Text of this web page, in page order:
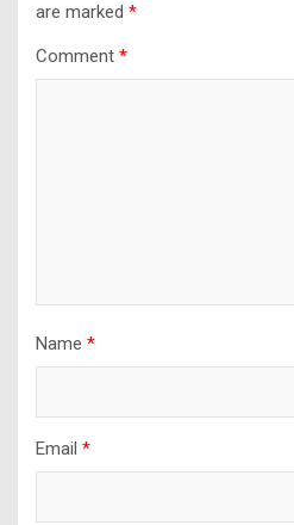
are marked *
Comment *
Name *
Email *